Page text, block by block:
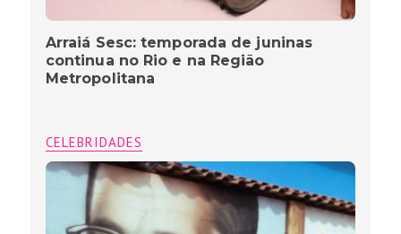
Arraiá Sesc: temporada de juninas
continua no Rio e na Região
Metropolitana
CELEBRIDADES